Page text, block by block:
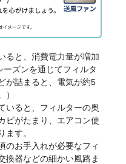
ると、消費電力量が増加
ズンを通じてフィルタ
が詰まると、電気が約5
いると、フィルターの奥
ビがたまり、エアコン使
ます。
のお手入れが必要なフィ
換器などの細かい風路ま